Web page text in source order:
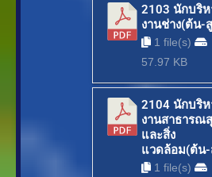
2103 นักบริห
งานช่าง(ต้น-
1 file(s)
57.97 KB
2104 นักบริห
งานสาธารณ
และสิ่ง
แวดล้อม(ต้น-
1 file(s)